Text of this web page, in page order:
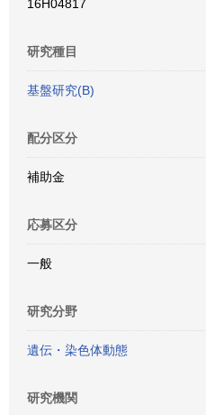
16H04817
研究種目
基盤研究(B)
配分区分
補助金
応募区分
一般
研究分野
遺伝・染色体動態
研究機関